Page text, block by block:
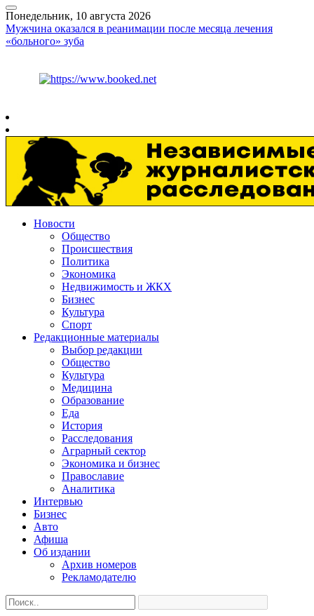
Понедельник, 10 августа 2026
Мужчина оказался в реанимации после месяца лечения
«больного» зуба
Новости
Общество
Происшествия
Политика
Экономика
Недвижимость и ЖКХ
Бизнес
Культура
Спорт
Редакционные материалы
Выбор редакции
Общество
Культура
Медицина
Образование
Еда
История
Расследования
Аграрный сектор
Экономика и бизнес
Православие
Аналитика
Интервью
Бизнес
Авто
Афиша
Об издании
Архив номеров
Рекламодателю